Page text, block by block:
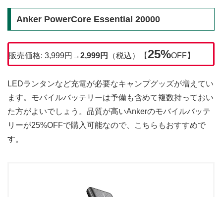
Anker PowerCore Essential 20000
販売価格: 3,999円→2,999円 （税込）【25%OFF】
LEDランタンなど充電が必要なキャンプグッズが増えてい
ます。モバイルバッテリーは予備も含めて複数持っておい
た方がよいでしょう。品質が高いAnkerのモバイルバッテ
リーが25%OFFで購入可能なので、こちらもおすすめで
す。